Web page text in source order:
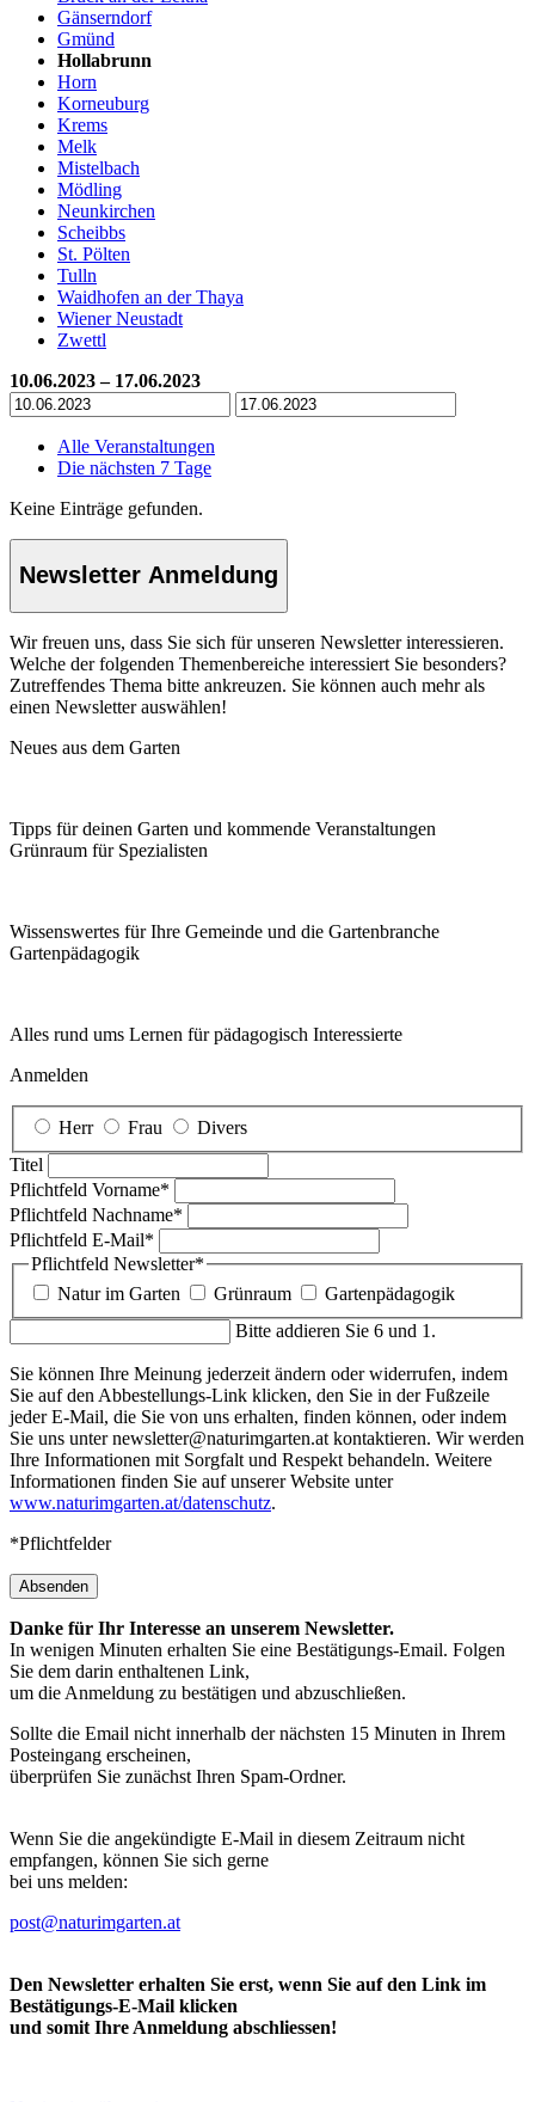
Gänserndorf
Gmünd
Hollabrunn
Horn
Korneuburg
Krems
Melk
Mistelbach
Mödling
Neunkirchen
Scheibbs
St. Pölten
Tulln
Waidhofen an der Thaya
Wiener Neustadt
Zwettl
10.06.2023 – 17.06.2023
Alle Veranstaltungen
Die nächsten 7 Tage
Keine Einträge gefunden.
Newsletter Anmeldung
Wir freuen uns, dass Sie sich für unseren Newsletter interessieren.
Welche der folgenden Themenbereiche interessiert Sie besonders?
Zutreffendes Thema bitte ankreuzen. Sie können auch mehr als
einen Newsletter auswählen!
Neues aus dem Garten
Tipps für deinen Garten und kommende Veranstaltungen
Grünraum für Spezialisten
Wissenswertes für Ihre Gemeinde und die Gartenbranche
Garten­pädagogik
Alles rund ums Lernen für pädagogisch Interessierte
Anmelden
Herr Frau
Divers
Titel
Pflichtfeld Vorname*
Pflichtfeld Nachname*
Pflichtfeld E-Mail*
Pflichtfeld Newsletter*
Natur im Garten
Grünraum
Gartenpädagogik
Bitte addieren Sie 6 und 1.
Sie können Ihre Meinung jederzeit ändern oder widerrufen, indem
Sie auf den Abbestellungs-Link klicken, den Sie in der Fußzeile
jeder E-Mail, die Sie von uns erhalten, finden können, oder indem
Sie uns unter newsletter@naturimgarten.at kontaktieren. Wir werden
Ihre Informationen mit Sorgfalt und Respekt behandeln. Weitere
Informationen finden Sie auf unserer Website unter
www.naturimgarten.at/datenschutz.
*Pflichtfelder
Absenden
Danke für Ihr Interesse an unserem Newsletter.
In wenigen Minuten erhalten Sie eine Bestätigungs-Email. Folgen
Sie dem darin enthaltenen Link,
um die Anmeldung zu bestätigen und abzuschließen.
Sollte die Email nicht innerhalb der nächsten 15 Minuten in Ihrem
Posteingang erscheinen,
überprüfen Sie zunächst Ihren Spam-Ordner.
Wenn Sie die angekündigte E-Mail in diesem Zeitraum nicht
empfangen, können Sie sich gerne
bei uns melden:
post@naturimgarten.at
Den Newsletter erhalten Sie erst, wenn Sie auf den Link im
Bestätigungs-E-Mail klicken
und somit Ihre Anmeldung abschliessen!